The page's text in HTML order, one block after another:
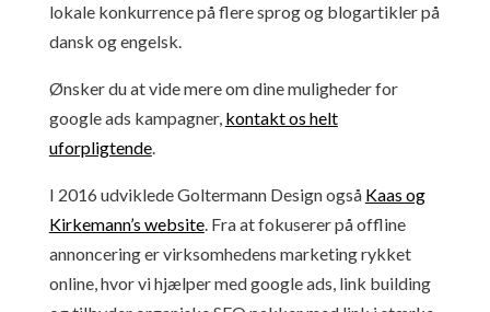
lokale konkurrence på flere sprog og blogartikler på
dansk og engelsk.
Ønsker du at vide mere om dine muligheder for
google ads kampagner, kontakt os helt
uforpligtende.
I 2016 udviklede Goltermann Design også Kaas og
Kirkemann’s website. Fra at fokuserer på offline
annoncering er virksomhedens marketing rykket
online, hvor vi hjælper med google ads, link building